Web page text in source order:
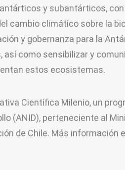
y subantárticos, con
cambio climático sobre la
y gobernanza para la
como sensibilizar y
estos ecosistemas.
Científica Milenio, un
(ANID), perteneciente al
de Chile. Más información